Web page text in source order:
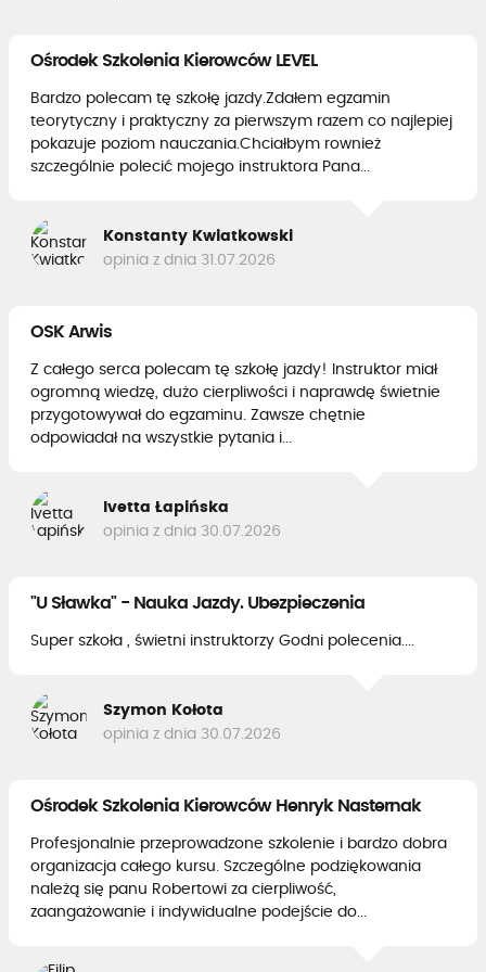
Ośrodek Szkolenia Kierowców LEVEL
Bardzo polecam tę szkołę jazdy.Zdałem egzamin
teorytyczny i praktyczny za pierwszym razem co najlepiej
pokazuje poziom nauczania.Chciałbym rownież
szczególnie polecić mojego instruktora Pana...
Konstanty Kwiatkowski
opinia z dnia 31.07.2026
OSK Arwis
Z całego serca polecam tę szkołę jazdy! Instruktor miał
ogromną wiedzę, dużo cierpliwości i naprawdę świetnie
przygotowywał do egzaminu. Zawsze chętnie
odpowiadał na wszystkie pytania i...
Ivetta Łapińska
opinia z dnia 30.07.2026
"U Sławka" - Nauka Jazdy. Ubezpieczenia
Super szkoła , świetni instruktorzy Godni polecenia....
Szymon Kołota
opinia z dnia 30.07.2026
Ośrodek Szkolenia Kierowców Henryk Nasternak
Profesjonalnie przeprowadzone szkolenie i bardzo dobra
organizacja całego kursu. Szczególne podziękowania
należą się panu Robertowi za cierpliwość,
zaangażowanie i indywidualne podejście do...